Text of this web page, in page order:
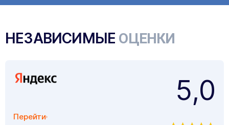
НЕЗАВИСИМЫЕ ОЦЕНКИ
Перейти
5,0